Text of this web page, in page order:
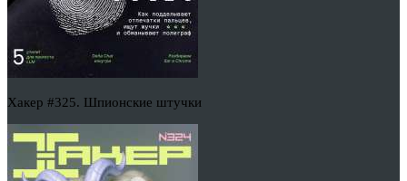
Хакер #325. Шпионские штучки